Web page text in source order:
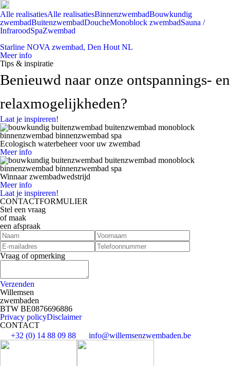
Alle realisatiesAlle realisatiesBinnenzwembadBouwkundig
zwembadBuitenzwembadDoucheMonoblock zwembadSauna /
InfraroodSpaZwembad
Starline NOVA zwembad, Den Hout NL
Meer info
Tips & inspiratie
Benieuwd naar onze ontspannings- en
relaxmogelijkheden?
Laat je inspireren!
Ecologisch waterbeheer voor uw zwembad
Meer info
Winnaar zwembadwedstrijd
Meer info
Laat je inspireren!
CONTACTFORMULIER
Stel een vraag
of maak
een afspraak
Vraag of opmerking
Verzenden
Willemsen
zwembaden
BTW BE0876696886
Privacy policyDisclaimer
CONTACT
+32 (0) 14 88 09 88
info@willemsenzwembaden.be